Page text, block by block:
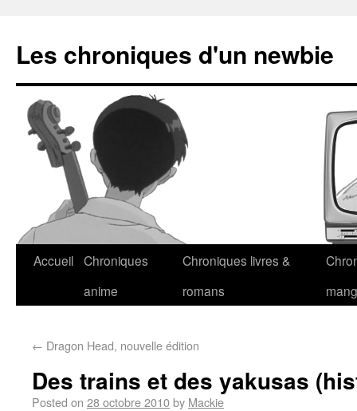
Les chroniques d'un newbie
Accueil Chroniques
anime
Chroniques livres &
romans
← Dragon Head, nouvelle édition
Des trains et des yakusas
Posted on 28 octobre 2010by Mackie